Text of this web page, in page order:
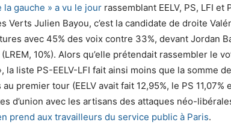
la gauche » a vu le jour rassemblant EELV, PS, LFI et
Verts Julien Bayou, c’est la candidate de droite
avec 45% des voix contre 33%, devant Jordan
10%). Alors qu’elle prétendait rassembler le
la liste PS-EELV-LFI fait ainsi moins que la somme
premier tour (EELV avait fait 12,95%, le PS 11,07%
d’union avec les artisans des attaques néo-
prend aux travailleurs du service public à Paris.